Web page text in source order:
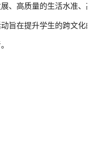
、高质量的生活水准、
旨在提升学生的跨文化